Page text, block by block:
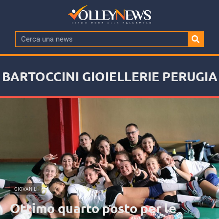
BARTOCCINI GIOIELLERIE PERUGIA
GIOVANILI
Ottimo quarto posto per le